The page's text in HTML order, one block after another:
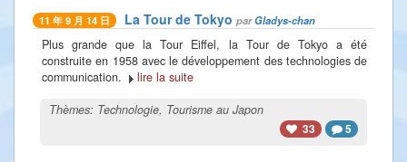
11 年 9 月 14 日 La Tour de Tokyo parGladys-chan
Plus grande que la Tour Eiffel, la Tour de Tokyo a été
construite en 1958 avec le développement des technologies de
communication.
lire la suite
Thèmes: Technologie, Tourisme au Japon
33
5